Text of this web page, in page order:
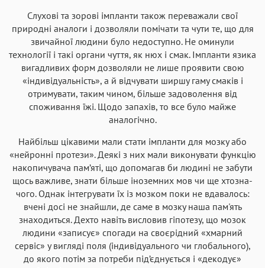
Слухові та зорові імпланти також переважали свої
природні аналоги і дозволяли помічати та чути те, що для
звичайної людини було недоступно. Не оминули
технології і такі органи чуття, як нюх і смак. Імпланти язика
вигадливих форм дозволяли не лише проявити свою
«індивідуальність», а й відчувати ширшу гаму смаків і
отримувати, таким чином, більше задоволення від
споживання їжі. Щодо запахів, то все було майже
аналогічно.
Найбільш цікавими мали стати імпланти для мозку або
«нейронні протези». Деякі з них мали виконувати функцію
накопичувача пам’яті, що допомагав би людині не забути
щось важливе, знати більше іноземних мов чи ще хтозна-
чого. Однак інтегрувати їх із мозком поки не вдавалось:
вчені досі не знайшли, де саме в мозку наша пам'ять
знаходиться. Дехто навіть висловив гіпотезу, що мозок
людини «записує» спогади на своєрідний «хмарний
сервіс» у вигляді поля (індивідуального чи глобального),
до якого потім за потреби під’єднується і «декодує»